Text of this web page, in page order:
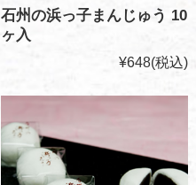
石州の浜っ子まんじゅう 10
ヶ入
¥648(税込)